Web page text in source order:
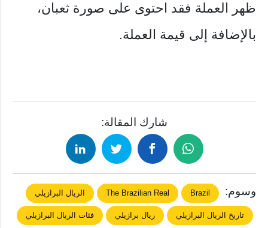
ظهر العملة فقد احتوى على صورة ثعبان،
بالإضافة إلى قيمة العملة.
شارك المقالة:
وسوم: Brazil
The Brazilian Real الريال البرازيلي
تاريخ الريال البرازيلي ريال برازيلي فئات الريال البرازيلي